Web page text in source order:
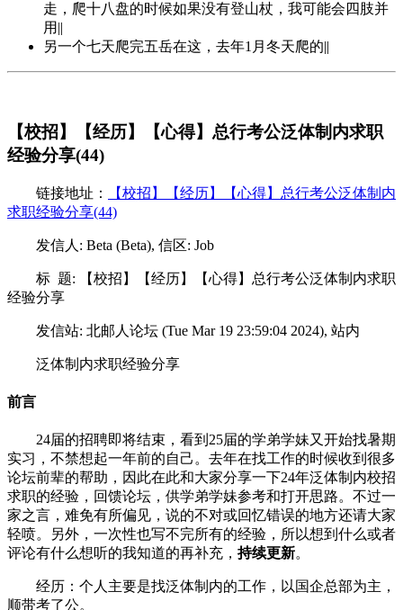
走，爬十八盘的时候如果没有登山杖，我可能会四肢并
用||
另一个七天爬完五岳在这，去年1月冬天爬的||
【校招】【经历】【心得】总行考公泛体制内求职
经验分享(44)
链接地址：
【校招】【经历】【心得】总行考公泛体制内
求职经验分享(44)
发信人: Beta (Beta), 信区: Job
标 题: 【校招】【经历】【心得】总行考公泛体制内求职
经验分享
发信站: 北邮人论坛 (Tue Mar 19 23:59:04 2024), 站内
泛体制内求职经验分享
前言
24届的招聘即将结束，看到25届的学弟学妹又开始找暑期
实习，不禁想起一年前的自己。去年在找工作的时候收到很多
论坛前辈的帮助，因此在此和大家分享一下24年泛体制内校招
求职的经验，回馈论坛，供学弟学妹参考和打开思路。不过一
家之言，难免有所偏见，说的不对或回忆错误的地方还请大家
轻喷。另外，一次性也写不完所有的经验，所以想到什么或者
评论有什么想听的我知道的再补充， 持续更新。
经历：个人主要是找泛体制内的工作，以国企总部为主，
顺带考了公。